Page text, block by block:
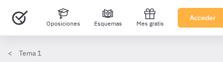
Oposiciones Esquemas Mes gratis
Acceder
Tema 1